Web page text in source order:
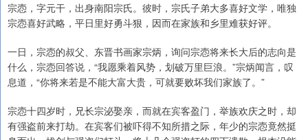
宗悫，字元干，出身南阳宗氏。彼时，宗氏子弟大多喜好文学，唯独
宗悫喜好武略，平日里好勇斗狠，因而在家族和乡里难获好评。
一日，宗悫的叔父、东晋书画家宗炳，询问宗悫将来长大后的志向是
什么，宗悫回答说，“我愿乘着风势，划破万里巨浪。”宗炳闻言，叹
息道，“你将来若是不能大富大贵，可就要败坏我们家族了。”
宗悫十四岁时，兄长宗泌娶亲，而就在宾客盈门，举族欢庆之时，却
有强盗前来打劫。在宾客们被吓得不知所措之际，年少的宗悫竟然挺